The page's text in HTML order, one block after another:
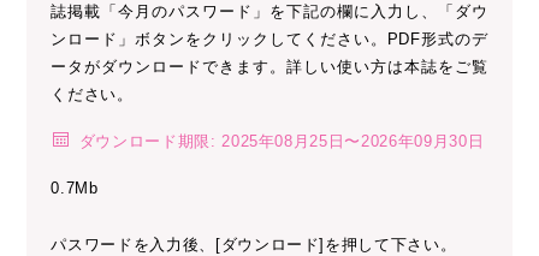
誌掲載「今月のパスワード」を下記の欄に入力し、「ダウ
ンロード」ボタンをクリックしてください。PDF形式のデ
ータがダウンロードできます。詳しい使い方は本誌をご覧
ください。
ダウンロード期限: 2025年08月25日〜2026年09月30日
0.7Mb
パスワードを入力後、[ダウンロード]を押して下さい。